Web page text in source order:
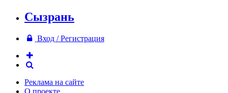
Сызрань
Вход / Регистрация
Реклама на сайте
О проекте